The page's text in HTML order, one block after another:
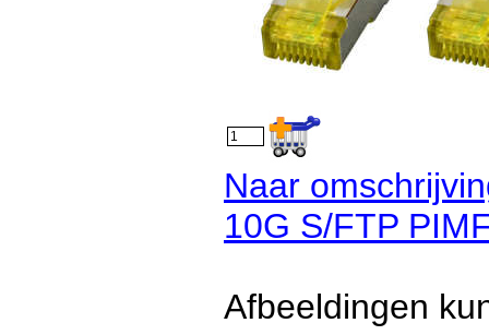
Naar
10G S/FTP
Afbeeldingen